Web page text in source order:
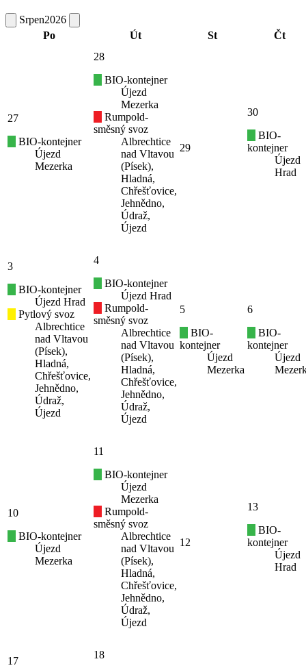
Srpen2026
Po
Út St Čt
27
BIO-kontejner
Újezd
Mezerka
28
BIO-kontejner
Újezd
Mezerka
Rumpold-
směsný svoz
Albrechtice
nad Vltavou
(Písek),
Hladná,
Chřešťovice,
Jehnědno,
Údraž,
Újezd
29
30
BIO-
kontejner
Újezd
Hrad
3
BIO-kontejner
Újezd Hrad
Pytlový svoz
Albrechtice
nad Vltavou
(Písek),
Hladná,
Chřešťovice,
Jehnědno,
Údraž,
Újezd
4
BIO-kontejner
Újezd Hrad
Rumpold-
směsný svoz
Albrechtice
nad Vltavou
(Písek),
Hladná,
Chřešťovice,
Jehnědno,
Údraž,
Újezd
5
BIO-
kontejner
Újezd
Mezerka
6
BIO-
kontejner
Újezd
10
BIO-kontejner
Újezd
Mezerka
11
BIO-kontejner
Újezd
Mezerka
Rumpold-
směsný svoz
Albrechtice
nad Vltavou
(Písek),
Hladná,
Chřešťovice,
Jehnědno,
Údraž,
Újezd
12
13
BIO-
kontejner
Újezd
Hrad
17
18